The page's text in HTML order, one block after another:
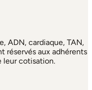
ADN, cardiaque, TAN,
réservés aux adhérents
leur cotisation.